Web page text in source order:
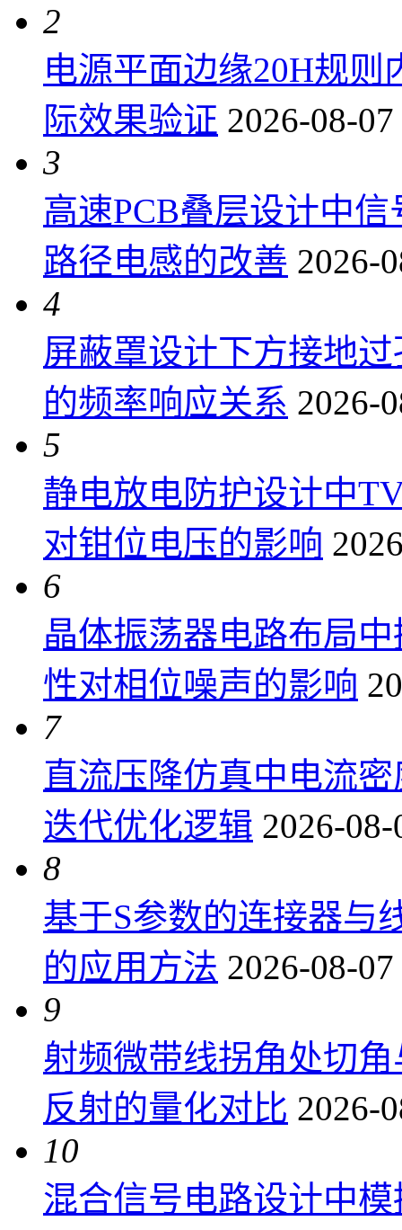
2
电源平面边缘20H规
际效果验证 2026-08-
3
高速PCB叠层设计中
路径电感的改善 2026-
4
屏蔽罩设计下方接地
的频率响应关系 2026-
5
静电放电防护设计中
对钳位电压的影响
6
晶体振荡器电路布局
性对相位噪声的影响
7
直流压降仿真中电流
迭代优化逻辑 2026-
8
基于S参数的连接器与
的应用方法 2026-08-
9
射频微带线拐角处切
反射的量化对比 2026-
10
混合信号电路设计中